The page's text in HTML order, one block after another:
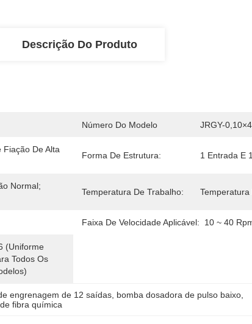
Descrição Do Produto
Número Do Modelo JRGY-
Fiação De Alta
Forma De Estrutura: 1 Entrada E
Normal;
Temperatura De Trabalho: Temperatura
Faixa De Velocidade Aplicável: 10 ~ 40
(uniforme
Todos Os
engrenagem de 12 saídas bomba dosadora de pulso baixo
fibra química